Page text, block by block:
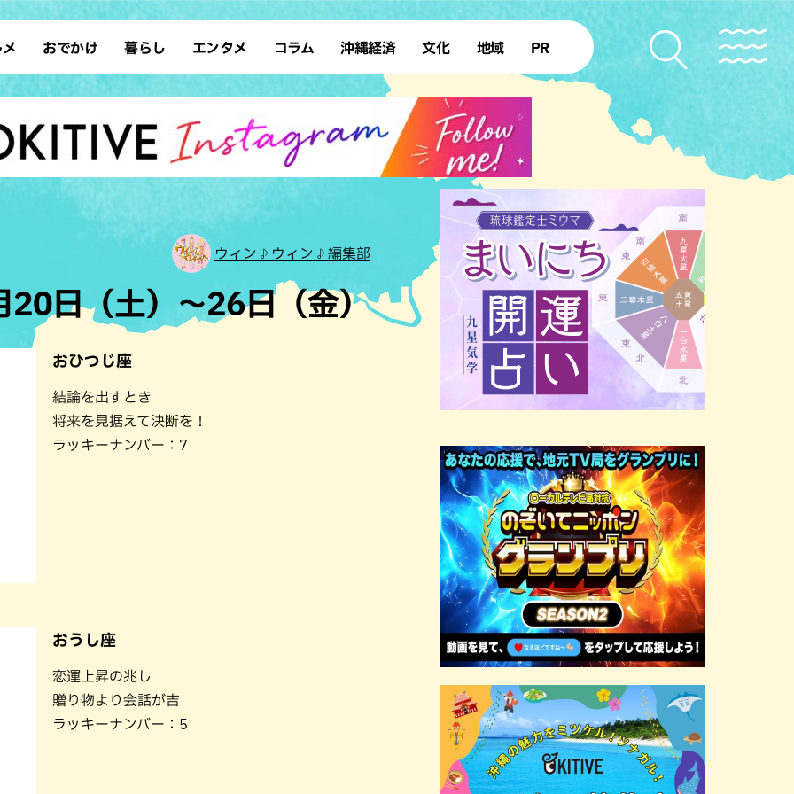
ン 沖縄そば
ウト カフェ
和食・日本料理
イタリアン
フレンチ
・焼肉 焼鳥・串料理
肉料理 居酒屋・バー
イキング スイーツ
カレー
タコス・タコライス
おでかけ
デート ドライブ
散歩 ソロ活
アート
ホテル
サウナ 公園
暮らし
レシピ SDGs
ファッション ローカルニュース
沖縄移住 沖縄旧暦行事
エンタメ
スポーツ 占い
タレント・芸人 テレビ
コラム 沖縄経済 文化
復帰50年
地域
本島北部
本島南部 先島諸島
北部離島
PR
ウィン♪ウィン♪編集部
日（土）～26日（金）
おひつじ座
結論を出すとき
将来を見据えて決断を！
ラッキーナンバー：7
おうし座
恋運上昇の兆し
贈り物より会話が吉
ラッキーナンバー：5